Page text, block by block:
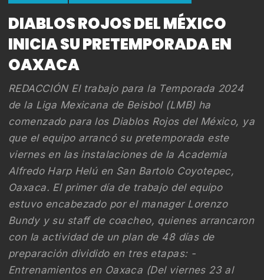
DIABLOS ROJOS DEL MÉXICO
INICIA SU PRETEMPORADA EN
OAXACA
REDACCIÓN El trabajo para la Temporada 2024
de la Liga Mexicana de Beisbol (LMB) ha
comenzado para los Diablos Rojos del México, ya
que el equipo arrancó su pretemporada este
viernes en las instalaciones de la Academia
Alfredo Harp Helú en San Bartolo Coyotepec,
Oaxaca. El primer día de trabajo del equipo
estuvo encabezado por el manager Lorenzo
Bundy y su staff de coacheo, quienes arrancaron
con la actividad de un plan de 48 días de
preparación dividido en tres etapas: -
Entrenamientos en Oaxaca (Del viernes 23 al